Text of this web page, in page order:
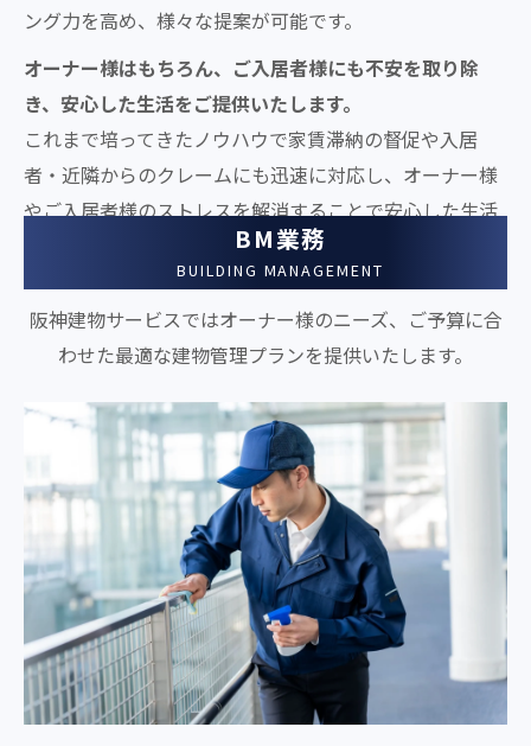
ング力を高め、様々な提案が可能です。
オーナー様はもちろん、ご入居者様にも不安を取り除
き、安心した生活をご提供いたします。
これまで培ってきたノウハウで家賃滞納の督促や入居
者・近隣からのクレームにも迅速に対応し、オーナー様
やご入居者様のストレスを解消することで安心した生活
をお送りいただけるよう取り組んでおります。
BM業務
BUILDING MANAGEMENT
阪神建物サービスではオーナー様のニーズ、ご予算に合
わせた最適な建物管理プランを提供いたします。
お問い合わせはこちら